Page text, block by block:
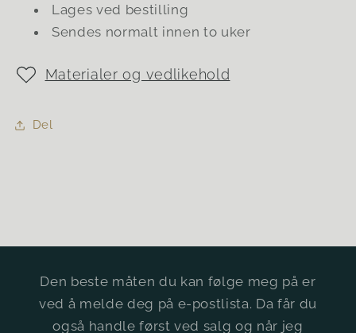
Lages ved bestilling
Sendes normalt innen to uker
Materialer og vedlikehold
Del
Den beste måten du kan følge meg på er
ved å melde deg på e-postlista. Da får du
også handle først ved salg og når jeg